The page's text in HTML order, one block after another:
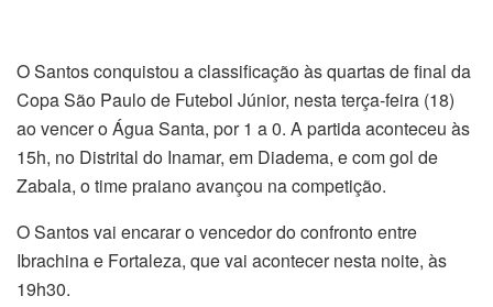
O Santos conquistou a classificação às quartas de final da
Copa São Paulo de Futebol Júnior, nesta terça-feira (18)
ao vencer o Água Santa, por 1 a 0. A partida aconteceu às
15h, no Distrital do Inamar, em Diadema, e com gol de
Zabala, o time praiano avançou na competição.
O Santos vai encarar o vencedor do confronto entre
Ibrachina e Fortaleza, que vai acontecer nesta noite, às
19h30.